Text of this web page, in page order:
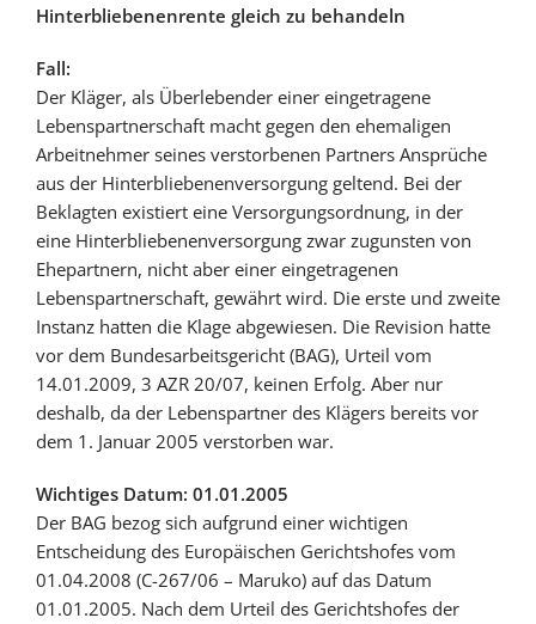
Hinterbliebenenrente gleich zu behandeln
Fall:
Der Kläger, als Überlebender einer eingetragene
Lebenspartnerschaft macht gegen den ehemaligen
Arbeitnehmer seines verstorbenen Partners Ansprüche
aus der Hinterbliebenenversorgung geltend. Bei der
Beklagten existiert eine Versorgungsordnung, in der
eine Hinterbliebenenversorgung zwar zugunsten von
Ehepartnern, nicht aber einer eingetragenen
Lebenspartnerschaft, gewährt wird. Die erste und zweite
Instanz hatten die Klage abgewiesen. Die Revision hatte
vor dem Bundesarbeitsgericht (BAG), Urteil vom
14.01.2009, 3 AZR 20/07, keinen Erfolg. Aber nur
deshalb, da der Lebenspartner des Klägers bereits vor
dem 1. Januar 2005 verstorben war.
Wichtiges Datum: 01.01.2005
Der BAG bezog sich aufgrund einer wichtigen
Entscheidung des Europäischen Gerichtshofes vom
01.04.2008 (C-267/06 – Maruko) auf das Datum
01.01.2005. Nach dem Urteil des Gerichtshofes der